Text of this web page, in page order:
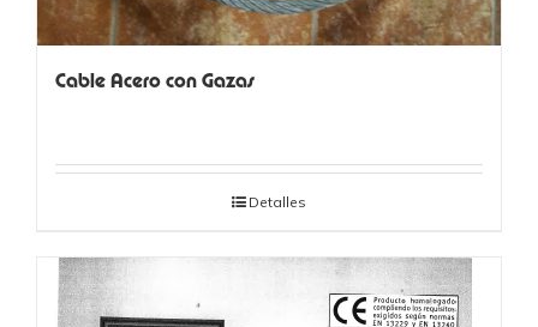
Cable Acero con Gazas
Detalles